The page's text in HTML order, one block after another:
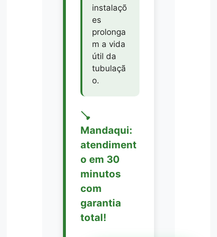
instalaçõ
es
prolonga
m a vida
útil da
tubulaçã
o.
🪠
Mandaqui:
atendiment
o em 30
minutos
com
garantia
total!